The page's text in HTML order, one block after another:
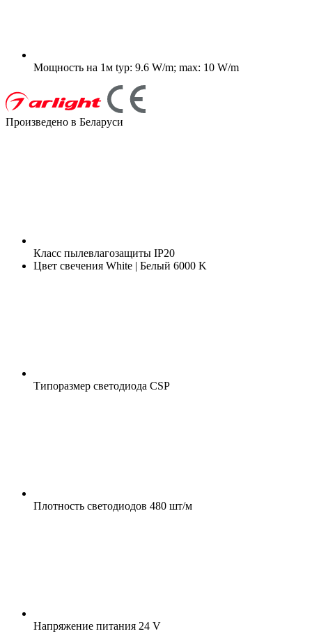
Мощность на 1м typ: 9.6 W/m; max: 10 W/m
Произведено в Беларуси
Класс пылевлагозащиты IP20
Цвет свечения White | Белый 6000 K
Типоразмер светодиода CSP
Плотность светодиодов 480 шт/м
Напряжение питания 24 V